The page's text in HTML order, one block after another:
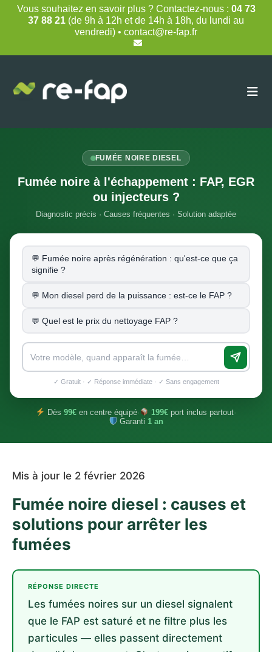
Vous souhaitez en savoir plus ? Contactez-nous : 04 73
37 88 21 (de 9h à 12h et de 14h à 18h, du lundi au
vendredi) • contact@re-fap.fr
FUMÉE NOIRE DIESEL
Fumée noire à l'échappement : FAP, EGR
ou injecteurs ?
Diagnostic précis · Causes fréquentes · Solution adaptée
Fumée noire après régénération : qu'est-ce que ça
signifie ?
Mon diesel perd de la puissance : est-ce le FAP ?
Quel est le prix du nettoyage FAP ?
✓ Gratuit · ✓ Réponse immédiate · ✓ Sans engagement
Dès 99€ en centre équipé· 199€port inclus partout·
Garanti1 an
Mis à jour le 2 février 2026
Fumée noire diesel : causes et
solutions pour arrêter les
fumées
RÉPONSE DIRECTE
Les fumées noires sur un diesel signalent
que le FAP est saturé et ne filtre plus les
particules — elles passent directement